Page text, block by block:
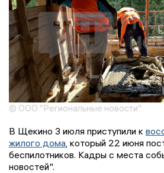
© ООО "Региональные новости"
В Щекино 3 июля приступили к
жилого дома , который 22 июня
беспилотников. Кадры с места
новостей".